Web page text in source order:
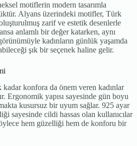
motiflerin modern tasarımla
Alyans üzerindeki motifler, Türk
zarif ve estetik desenlerle
anlamlı bir değer katarken, aynı
kadınların günlük yaşamda
şık bir seçenek haline gelir.
konfora da önem veren kadınlar
Ergonomik yapısı sayesinde gün boyu
kusursuz bir uyum sağlar. 925 ayar
sayesinde cildi hassas olan kullanıcılar
hem güzelliği hem de konforu bir